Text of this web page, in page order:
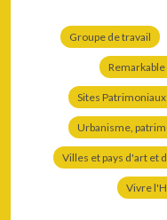
Groupe de travail
Sites
Urbanisme,
Villes et pays d'art et
Vivre